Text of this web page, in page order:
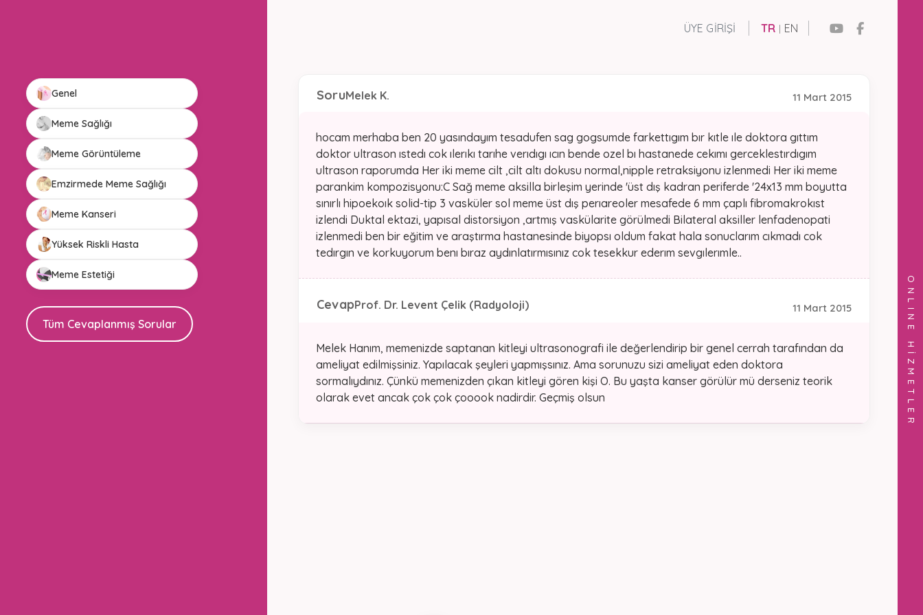
ÜYE GIRIŞI TR | EN
ONLINE HİZMETLER
Genel
Meme Sağlığı
Meme Görüntüleme
Emzirmede Meme Sağlığı
Meme Kanseri
Yüksek Riskli Hasta
Meme Estetiği
Tüm Cevaplanmış Sorular
11 Mart 2015
SoruMelek K.
hocam merhaba ben 20 yasındayım tesadufen sag gogsumde farkettıgım bır kıtle ıle doktora gıttım
doktor ultrason ıstedı cok ılerıkı tarıhe verıdıgı ıcın bende ozel bı hastanede cekımı gerceklestırdıgım
ultrason raporumda Her iki meme cilt ,cilt altı dokusu normal,nipple retraksiyonu izlenmedi Her iki meme
parankim kompozisyonu:C Sağ meme aksilla birleşim yerinde 'üst dış kadran periferde '24x13 mm boyutta
sınırlı hipoekoık solid-tip 3 vasküler sol meme üst dış perıareoler mesafede 6 mm çaplı fibromakrokıst
izlendi Duktal ektazi, yapısal distorsiyon ,artmış vaskülarite görülmedi Bilateral aksiller lenfadenopati
izlenmedi ben bir eğitim ve araştırma hastanesinde biyopsı oldum fakat hala sonuclarım cıkmadı cok
tedırgın ve korkuyorum benı bıraz aydınlatırmısınız cok tesekkur ederım sevgılerımle..
11 Mart 2015
CevapProf. Dr. Levent Çelik (Radyoloji)
Melek Hanım, memenizde saptanan kitleyi ultrasonografi ile değerlendirip bir genel cerrah tarafından da
ameliyat edilmişsiniz. Yapılacak şeyleri yapmışsınız. Ama sorunuzu sizi ameliyat eden doktora
sormalıydınız. Çünkü memenizden çıkan kitleyi gören kişi O. Bu yaşta kanser görülür mü derseniz teorik
olarak evet ancak çok çok çooook nadirdir. Geçmiş olsun